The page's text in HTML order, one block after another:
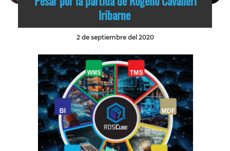
Iribarne
2 de septiembre del 2020